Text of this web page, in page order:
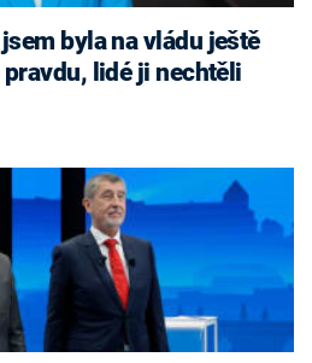
byla na vládu ještě
lidé ji nechtěli